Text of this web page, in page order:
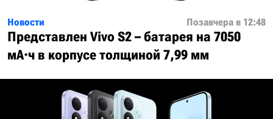
Новости Позавчера в 12:48
Представлен Vivo S2 – батарея на 7050
мА·ч в корпусе толщиной 7,99 мм